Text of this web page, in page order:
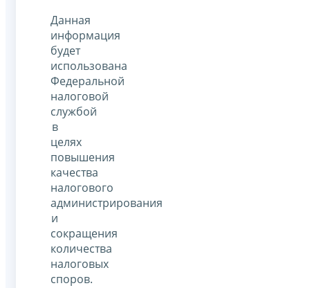
Данная
информация
будет
использована
Федеральной
налоговой
службой
в
целях
повышения
качества
налогового
администрирования
и
сокращения
количества
налоговых
споров.